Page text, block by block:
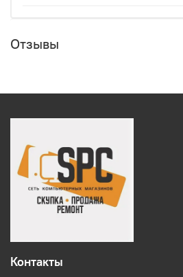
Отзывы
Контакты